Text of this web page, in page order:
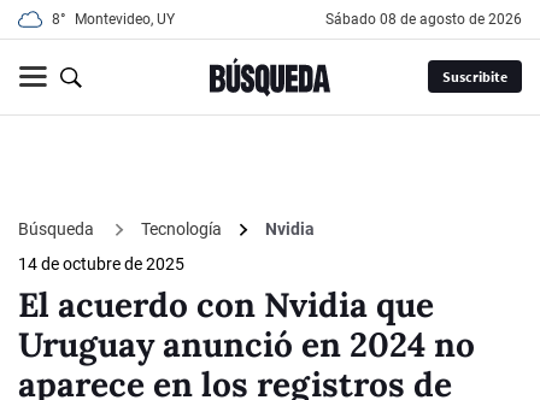
8° Montevideo, UY sábado 08 de agosto de 2026
Suscribite
Búsqueda Tecnología
Nvidia
14 de octubre de 2025
El acuerdo con Nvidia que
Uruguay anunció en 2024 no
aparece en los registros de